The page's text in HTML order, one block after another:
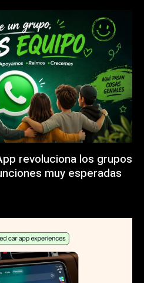
revoluciona los grupos
muy esperadas